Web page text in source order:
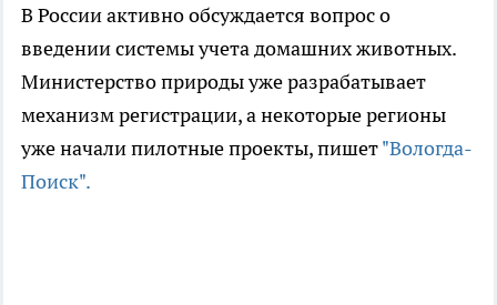
В России активно обсуждается вопрос о
введении системы учета домашних животных.
Министерство природы уже разрабатывает
механизм регистрации, а некоторые регионы
уже начали пилотные проекты, пишет"Вологда-
Поиск".